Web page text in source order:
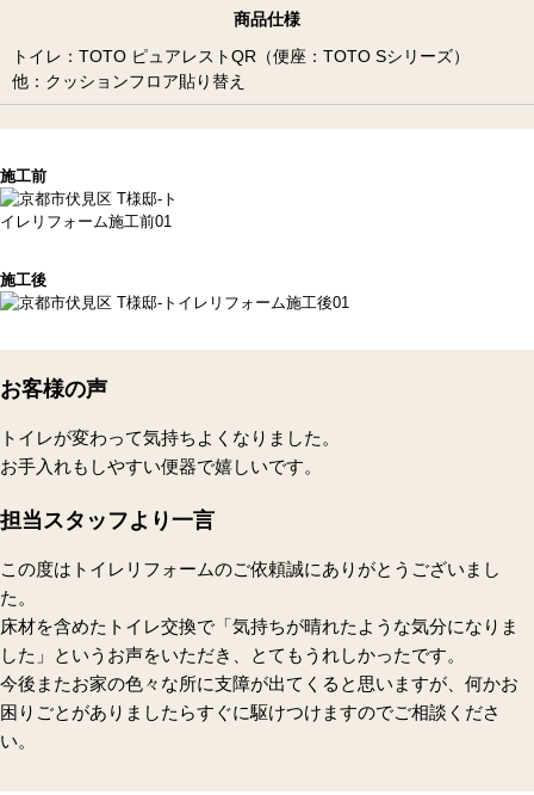
商品仕様
トイレ：TOTO ピュアレストQR（便座：TOTO Sシリーズ）
他：クッションフロア貼り替え
施工前
施工後
お客様の声
トイレが変わって気持ちよくなりました。
お手入れもしやすい便器で嬉しいです。
担当スタッフより一言
この度はトイレリフォームのご依頼誠にありがとうございまし
た。
床材を含めたトイレ交換で「気持ちが晴れたような気分になりま
した」というお声をいただき、とてもうれしかったです。
今後またお家の色々な所に支障が出てくると思いますが、何かお
困りごとがありましたらすぐに駆けつけますのでご相談くださ
い。